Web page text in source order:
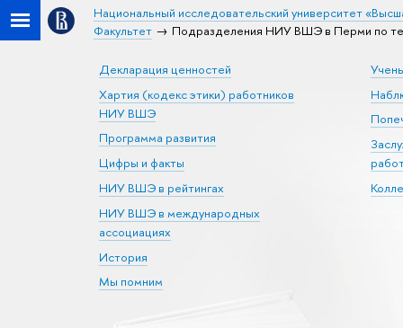
Национальный исследовательский университет
Факультет
Подразделения НИУ ВШЭ в Перми по
Декларация ценностей
Хартия (кодекс этики) работников
НИУ ВШЭ
Программа развития
Цифры и факты
НИУ ВШЭ в рейтингах
НИУ ВШЭ в международных
ассоциациях
История
Мы помним